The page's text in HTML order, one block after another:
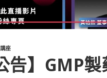
講座
告】GMP